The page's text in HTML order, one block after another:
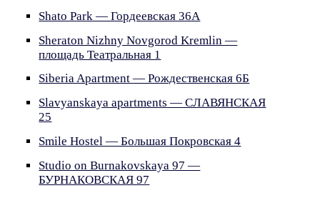
Shato Park — Гордеевская 36А
Sheraton Nizhny Novgorod Kremlin —
площадь Театральная 1
Siberia Apartment — Рождественская 6Б
Slavyanskaya apartments — СЛАВЯНСКАЯ
25
Smile Hostel — Большая Покровская 4
Studio on Burnakovskaya 97 —
БУРНАКОВСКАЯ 97